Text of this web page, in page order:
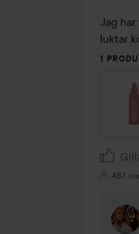
2
av
5
Jag
luktar
1
487